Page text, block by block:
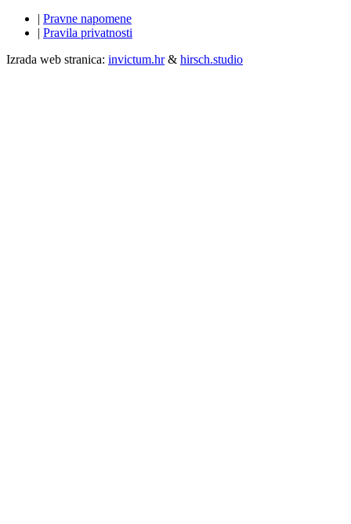
| Pravne napomene
| Pravila privatnosti
Izrada web stranica: invictum.hr& hirsch.studio